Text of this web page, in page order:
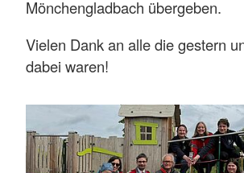
Mönchengladbach übergeben.
Vielen Dank an alle die gestern
dabei waren!